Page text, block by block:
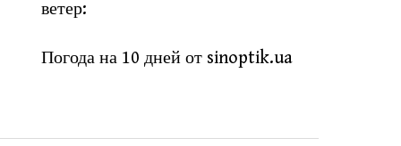
ветер:
Погода на 10 дней от sinoptik.ua